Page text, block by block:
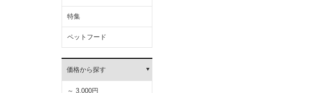
特集
ペットフード
価格から探す
～ 3,000円